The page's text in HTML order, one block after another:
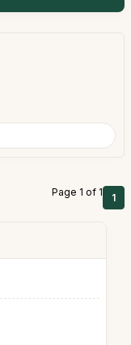
Page 1 of 1 1